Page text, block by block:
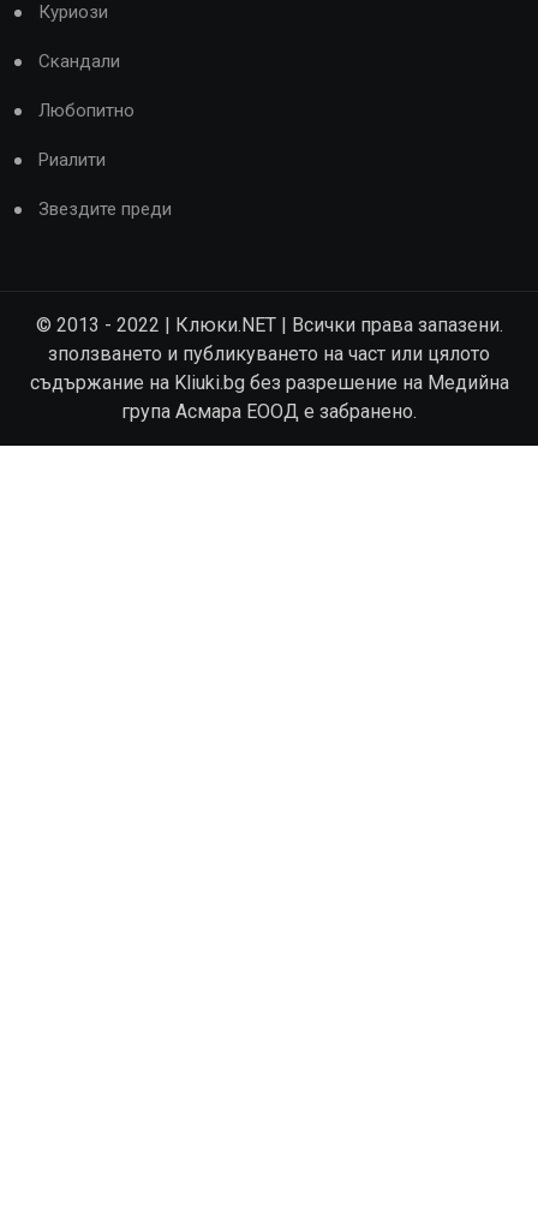
Куриози
Скандали
Любопитно
Риалити
Звездите преди
© 2013 - 2022 | Клюки.NET | Всички права запазени.
зползването и публикуването на част или цялото
съдържание на Kliuki.bg без разрешение на Медийна
група Асмара ЕООД е забранено.